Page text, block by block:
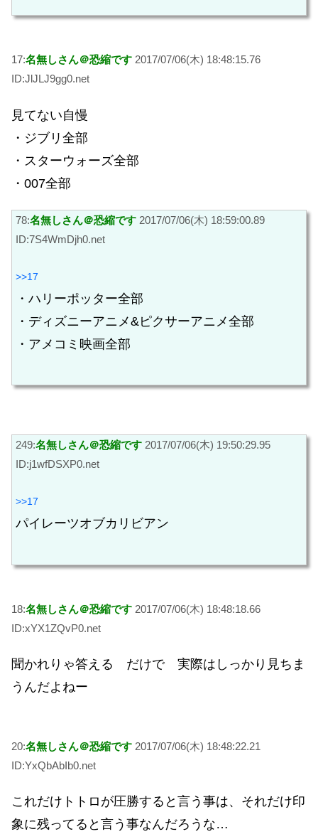
17:名無しさん＠恐縮です 2017/07/06(木) 18:48:15.76
ID:JlJLJ9gg0.net
見てない自慢
・ジブリ全部
・スターウォーズ全部
・007全部
78:名無しさん＠恐縮です 2017/07/06(木) 18:59:00.89
ID:7S4WmDjh0.net
>>17
・ハリーポッター全部
・ディズニーアニメ&ピクサーアニメ全部
・アメコミ映画全部
249:名無しさん＠恐縮です 2017/07/06(木) 19:50:29.95
ID:j1wfDSXP0.net
>>17
パイレーツオブカリビアン
18:名無しさん＠恐縮です 2017/07/06(木) 18:48:18.66
ID:xYX1ZQvP0.net
聞かれりゃ答える だけで 実際はしっかり見ちま
うんだよねー
20:名無しさん＠恐縮です 2017/07/06(木) 18:48:22.21
ID:YxQbAbIb0.net
これだけトトロが圧勝すると言う事は、それだけ印
象に残ってると言う事なんだろうな…